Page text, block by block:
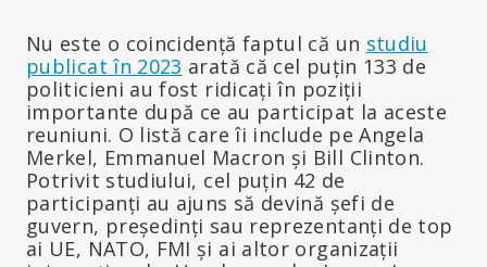
Nu este o coincidență faptul că un studiu
publicat în 2023 arată că cel puțin 133 de
politicieni au fost ridicați în poziții
importante după ce au participat la aceste
reuniuni. O listă care îi include pe Angela
Merkel, Emmanuel Macron și Bill Clinton.
Potrivit studiului, cel puțin 42 de
participanți au ajuns să devină șefi de
guvern, președinți sau reprezentanți de top
ai UE, NATO, FMI și ai altor organizații